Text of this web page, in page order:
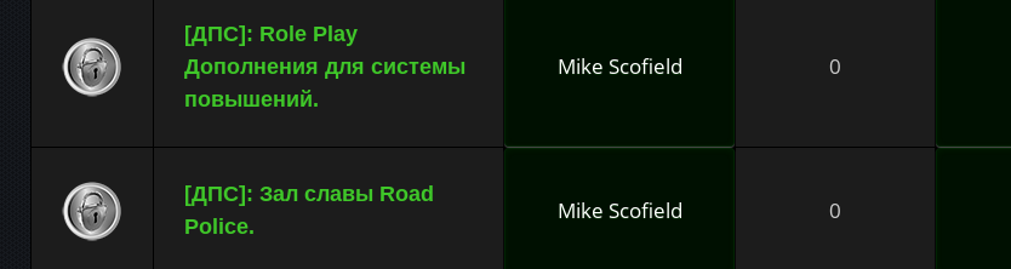
[ДПС]: Role Play
Дополнения для системы
повышений.
Mike Scofield 0
[ДПС]: Зал славы Road
Police.
Mike Scofield 0